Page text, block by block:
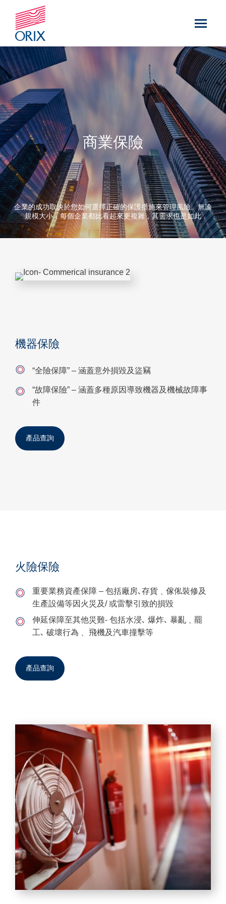
商業保險
企業的成功取決於您如何選擇正確的保護措施來管理風險。無論
規模大小，每個企業都比看起來更複雜，其需求也是如此
機器保險
“全險保障” – 涵蓋意外損毀及盜竊
“故障保險” – 涵蓋多種原因導致機器及機械故障事
件
產品查詢
火險保險
重要業務資產保障 – 包括廠房､存貨﹑傢俬裝修及
生產設備等因火災及/ 或雷擊引致的損毀
伸延保障至其他災難- 包括水浸､ 爆炸､ 暴亂﹑罷
工､ 破壞行為﹑ 飛機及汽車撞擊等
產品查詢